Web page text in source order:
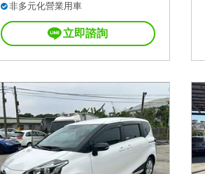
非多元化營業用車
立即諮詢